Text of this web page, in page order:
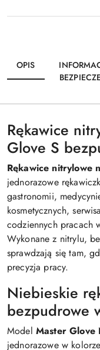
OPIS
Rękawice
Glove S
Rękawice nitrylowe
jednorazowe
gastronomii,
kosmetycznych,
codziennych pracach
Wykonane z nitrylu,
sprawdzają się tam,
precyzja pracy.
Niebieskie
bezpudrowe
Model Master Glove
jednorazowe w